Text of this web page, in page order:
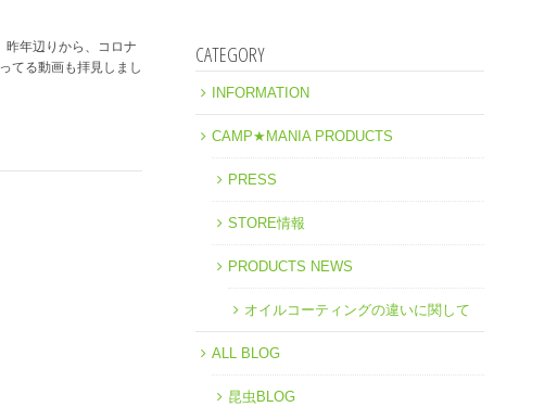
昨年辺りから、コロナ
てる動画も拝見しまし
CATEGORY
INFORMATION
CAMP★MANIA PRODUCTS
PRESS
STORE情報
PRODUCTS NEWS
オイルコーティングの違いに関して
ALL BLOG
昆虫BLOG